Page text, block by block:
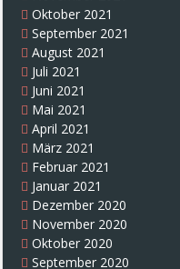
Oktober 2021
September 2021
August 2021
Juli 2021
Juni 2021
Mai 2021
April 2021
März 2021
Februar 2021
Januar 2021
Dezember 2020
November 2020
Oktober 2020
September 2020